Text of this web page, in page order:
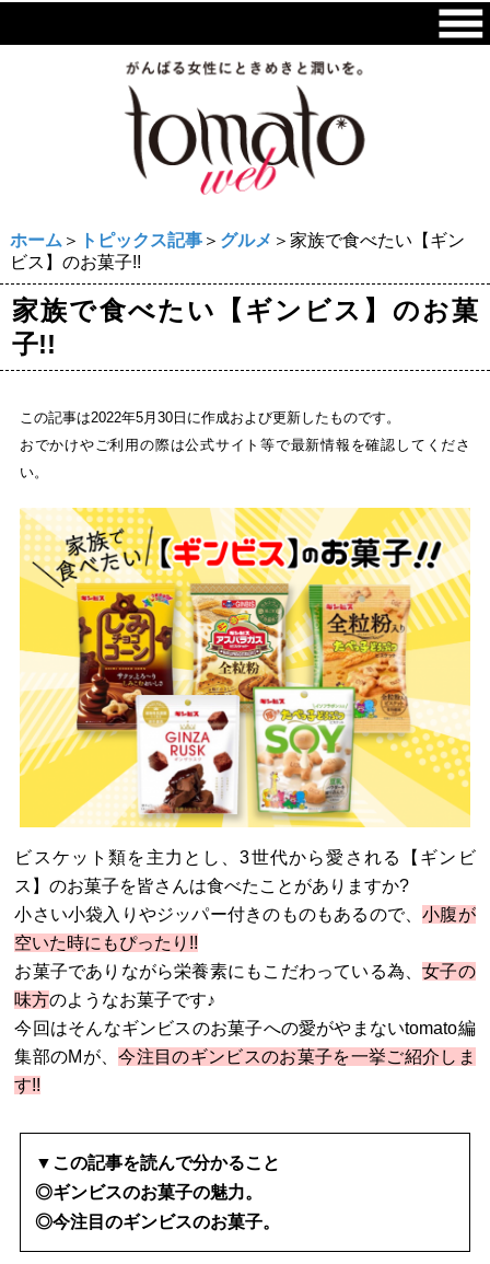
ホーム ＞ トピックス記事＞ グルメ ＞家族で食べたい【ギン
ビス】のお菓子!!
家族で食べたい【ギンビス】のお菓
子!!
この記事は2022年5月30日に作成および更新したものです。
おでかけやご利用の際は公式サイト等で最新情報を確認してくださ
い。
ビスケット類を主力とし、3世代から愛される【ギンビ
ス】のお菓子を皆さんは食べたことがありますか?
小さい小袋入りやジッパー付きのものもあるので、小腹が
空いた時にもぴったり!!
お菓子でありながら栄養素にもこだわっている為、女子の
味方のようなお菓子です♪
今回はそんなギンビスのお菓子への愛がやまないtomato編
集部のMが、今注目のギンビスのお菓子を一挙ご紹介しま
す!!
▼この記事を読んで分かること
◎ギンビスのお菓子の魅力。
◎今注目のギンビスのお菓子。